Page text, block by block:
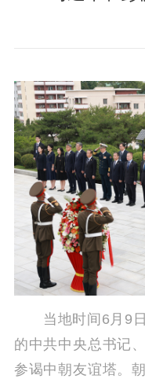
通知公告
信息公开年
告
理论学习
社科强省
江苏文脉
当地时间6月9日
的中共中央总书记
参谒中朝友谊塔。